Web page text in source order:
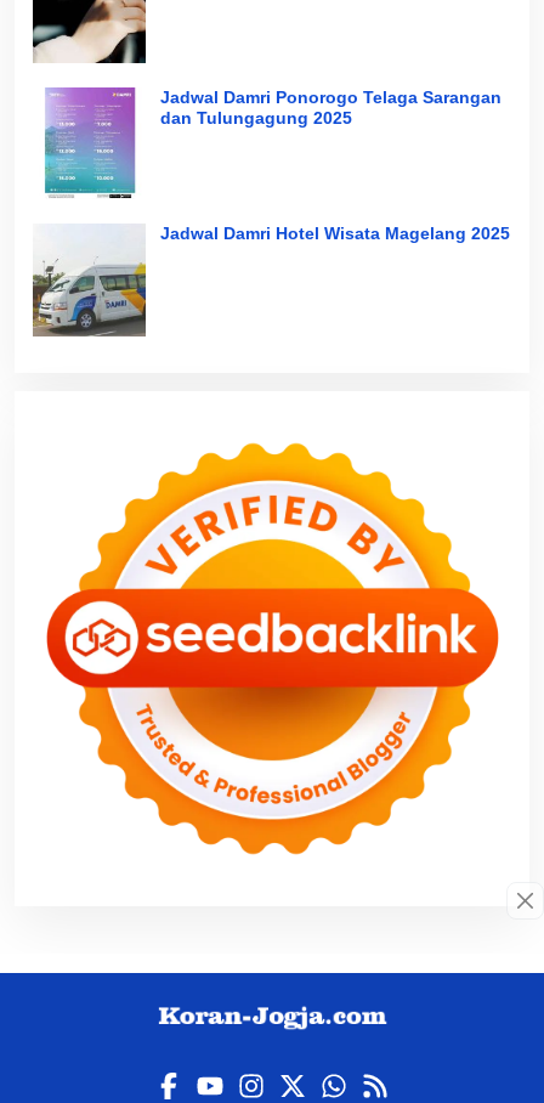
Jadwal Damri Ponorogo Telaga Sarangan
dan Tulungagung 2025
Jadwal Damri Hotel Wisata Magelang 2025